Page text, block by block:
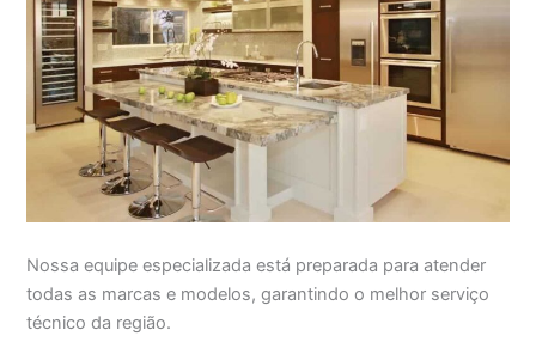
Nossa equipe especializada está preparada para atender
todas as marcas e modelos, garantindo o melhor serviço
técnico da região.